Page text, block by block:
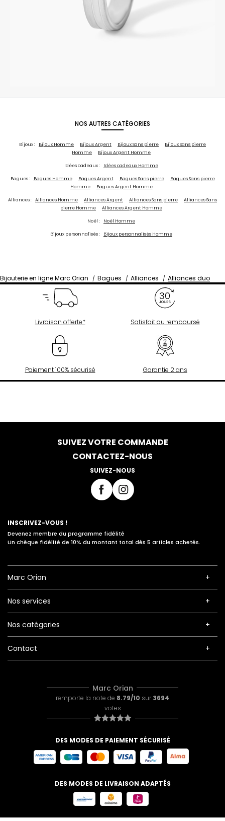
NOS AUTRES CATÉGORIES
Bijoux : Bijoux Homme Bijoux Argent Bijoux Sans pierre
Bijoux Sans pierre
Homme
Bijoux Argent Homme
Idées cadeaux : Idées cadeaux Homme
Bagues : Bagues Homme Bagues Argent Bagues Sans pierre
Bagues Sans pierre
Homme
Bagues Argent Homme
Alliances : Alliances Homme Alliances Argent Alliances Sans pierre
Alliances Sans
pierre Homme
Alliances Argent Homme
Noël : Noël Homme
Bijoux personnalisés : Bijoux personnalisés Homme
Bijouterie en ligne Marc Orian Bagues Alliances Alliances duo
Livraison offerte* Satisfait ou remboursé
Paiement 100% sécurisé Garantie 2 ans
SUIVEZ VOTRE COMMANDE
CONTACTEZ-NOUS
SUIVEZ-NOUS
INSCRIVEZ-VOUS !
Devenez membre du programme fidélité
Un chèque fidélité de 10% du montant total dès 5 articles achetés.
Marc Orian
Nos services
Nos catégories
Contact
Marc Orian
remporte la note de 8.79/10 sur 3694
votes
DES MODES DE PAIEMENT SÉCURISÉ
DES MODES DE LIVRAISON ADAPTÉS